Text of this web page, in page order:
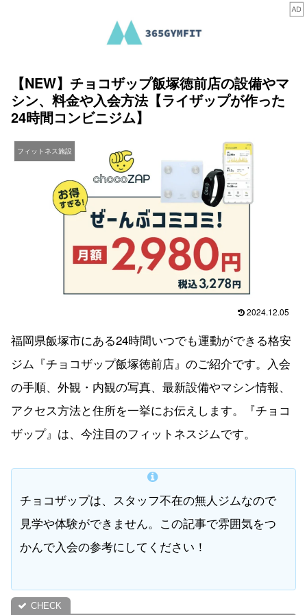
【NEW】チョコザップ飯塚徳前店の設備やマ
シン、料金や入会方法【ライザップが作った
24時間コンビニジム】
フィットネス施設
2024.12.05
福岡県飯塚市にある24時間いつでも運動ができる格安
ジム『チョコザップ飯塚徳前店』のご紹介です。入会
の手順、外観・内観の写真、最新設備やマシン情報、
アクセス方法と住所を一挙にお伝えします。『チョコ
ザップ』は、今注目のフィットネスジムです。
チョコザップは、スタッフ不在の無人ジムなので
見学や体験ができません。この記事で雰囲気をつ
かんで入会の参考にしてください！